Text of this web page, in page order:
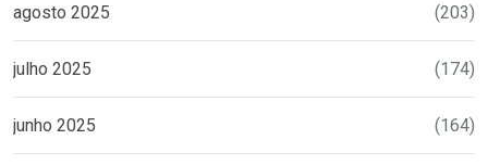
agosto 2025 (203)
julho 2025 (174)
junho 2025 (164)